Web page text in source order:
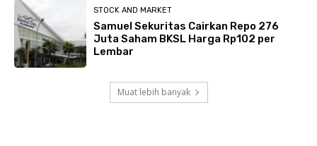
STOCK AND MARKET
Samuel Sekuritas Cairkan Repo 276
Juta Saham BKSL Harga Rp102 per
Lembar
Muat lebih banyak